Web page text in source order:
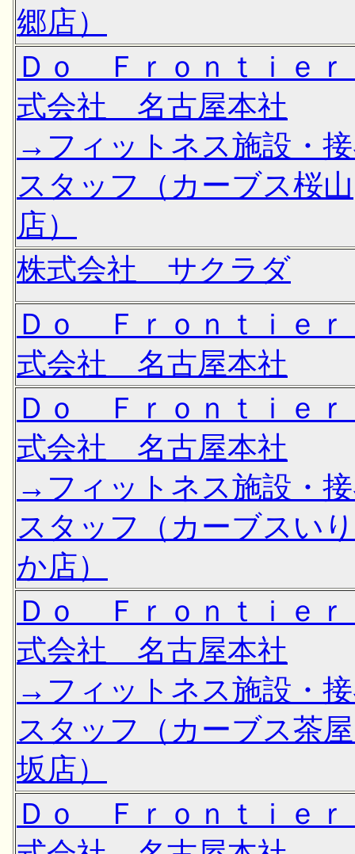
郷店）
Ｄｏ Ｆｒｏｎｔｉｅ
式会社 名古屋本社
→フィットネス施設・
スタッフ（カーブス桜山
店）
株式会社 サクラダ
Ｄｏ Ｆｒｏｎｔｉｅ
式会社 名古屋本社
Ｄｏ Ｆｒｏｎｔｉｅ
式会社 名古屋本社
→フィットネス施設・
スタッフ（カーブスい
か店）
Ｄｏ Ｆｒｏｎｔｉｅ
式会社 名古屋本社
→フィットネス施設・
スタッフ（カーブス茶
坂店）
Ｄｏ Ｆｒｏｎｔｉｅ